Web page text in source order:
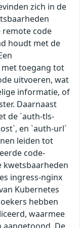
zich in de
code
houdt met de
toegang tot
uitvoeren, wat
informatie, of
Daarnaast
de `auth-tls-
en `auth-url`
leiden tot
code-
kwetsbaarheden
ingress-nginx
Kubernetes
hebben
waarmee